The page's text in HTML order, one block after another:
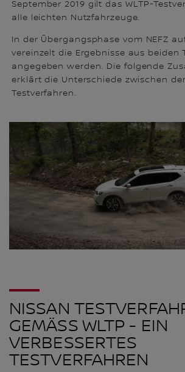
September 2019 gilt das WLTP-
alle leichten Nutzfahrzeuge.
In der Übergangsphase vom NEFZ
vereinzelt die Ergebnisse aus beiden
angegeben werden. Die folgende
erklärt die Unterschiede zwischen
Testverfahren.
NISSAN
GEMÄSS WLTP - EIN
VERBESSERTES
TESTVERFAHREN